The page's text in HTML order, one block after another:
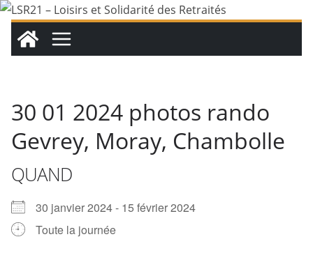
Passer
contenu
30 01 2024 photos rando
Gevrey, Moray, Chambolle
QUAND
30 janvier 2024 - 15 février 2024
Toute la journée